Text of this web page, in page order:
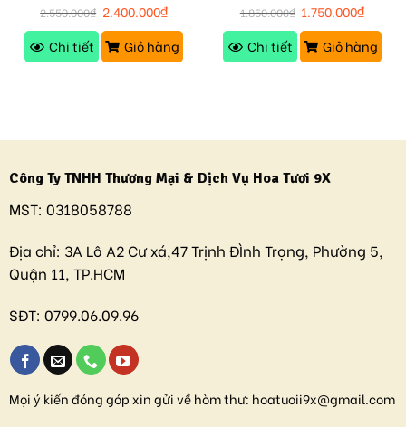
2.550.000₫ 2.400.000₫
Chi tiết
Giỏ hàng
1.850.000₫ 1.750.000₫
Chi tiết
Giỏ hàng
Công Ty TNHH Thương Mại & Dịch Vụ Hoa Tươi 9X
MST: 0318058788
Địa chỉ: 3A Lô A2 Cư xá,47 Trịnh ĐÌnh Trọng, Phường 5,
Quận 11, TP.HCM
SĐT: 0799.06.09.96
Mọi ý kiến đóng góp xin gửi về hòm thư: hoatuoii9x@gmail.com